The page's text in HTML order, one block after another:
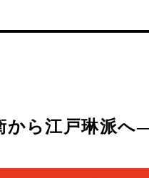
から江戸琳派へ